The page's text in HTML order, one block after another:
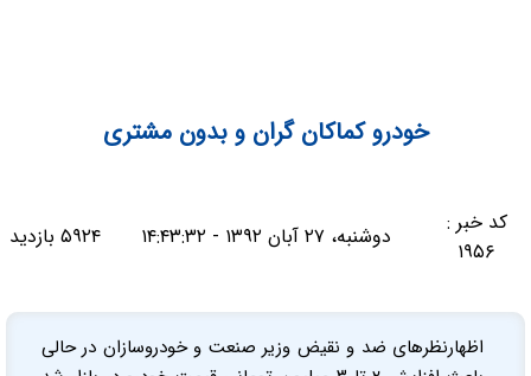
خودرو کماکان گران و‌ بدون مشتری
کد خبر :
۱۹۵۶
دوشنبه، ۲۷ آبان ۱۳۹۲ - ۱۴:۴۳:۳۲ ۵۹۲۴ بازدید
اظهارنظرهای ضد و نقیض وزیر صنعت و خودروسازان در حالی